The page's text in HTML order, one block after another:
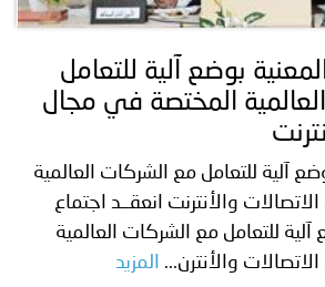
بوضع آلية للتعامل
المختصة في مجال
آلية للتعامل مع الشركات العالمية
والأنترنت انعقــد اجتماع
آلية للتعامل مع الشركات العالمية
والأنترن...
المزيد